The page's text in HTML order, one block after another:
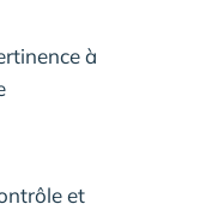
à
et